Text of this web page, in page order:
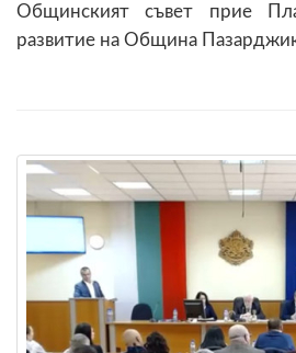
Общинският съвет прие
развитие на Община